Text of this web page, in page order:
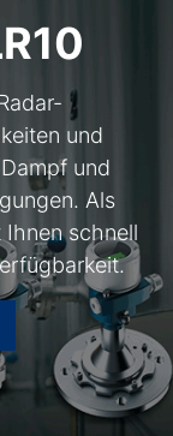
und
und
Als
Ihnen schnell